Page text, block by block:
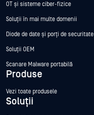
OT și sisteme ciber-fizice
Soluții în mai multe domenii
Diode de date și porți de securitate
Soluții OEM
Scanare Malware portabilă
Produse
Vezi toate produsele
Soluții